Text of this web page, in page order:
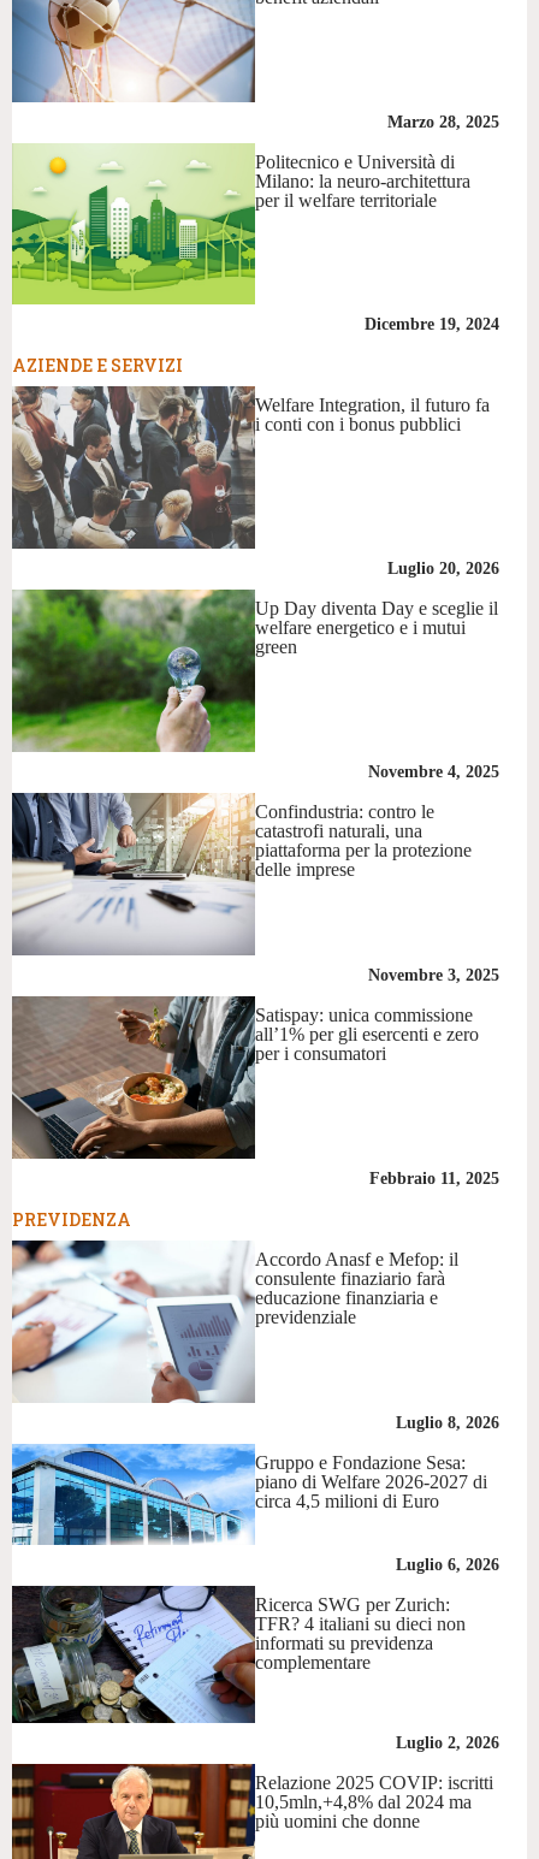
Marzo 28, 2025
Politecnico e Università di
Milano: la neuro-architettura
per il welfare territoriale
Dicembre 19, 2024
AZIENDE E SERVIZI
Welfare Integration, il futuro fa
i conti con i bonus pubblici
Luglio 20, 2026
Up Day diventa Day e sceglie il
welfare energetico e i mutui
green
Novembre 4, 2025
Confindustria: contro le
catastrofi naturali, una
piattaforma per la protezione
delle imprese
Novembre 3, 2025
Satispay: unica commissione
all’1% per gli esercenti e zero
per i consumatori
Febbraio 11, 2025
PREVIDENZA
Accordo Anasf e Mefop: il
consulente finaziario farà
educazione finanziaria e
previdenziale
Luglio 8, 2026
Gruppo e Fondazione Sesa:
piano di Welfare 2026-2027 di
circa 4,5 milioni di Euro
Luglio 6, 2026
Ricerca SWG per Zurich:
TFR? 4 italiani su dieci non
informati su previdenza
complementare
Luglio 2, 2026
Relazione 2025 COVIP: iscritti
10,5mln,+4,8% dal 2024 ma
più uomini che donne